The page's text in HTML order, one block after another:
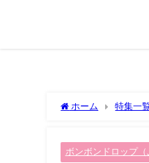
ホーム 特集一
ボンボンドロップ